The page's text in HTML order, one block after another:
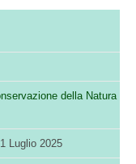
della Natura
Luglio 2025